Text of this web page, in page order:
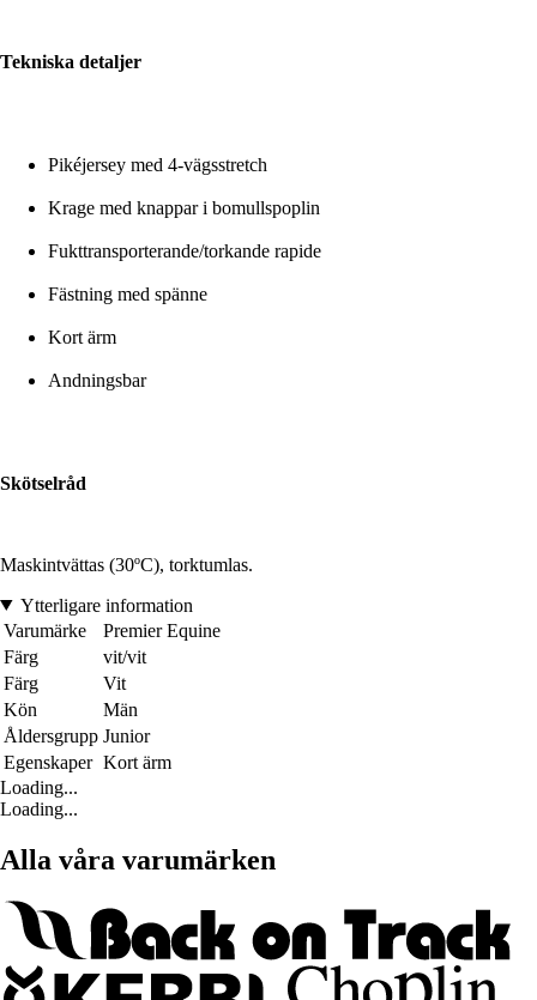
Tekniska detaljer
Pikéjersey med 4-vägsstretch
Krage med knappar i bomullspoplin
Fukttransporterande/torkande rapide
Fästning med spänne
Kort ärm
Andningsbar
Skötselråd
Maskintvättas (30ºC), torktumlas.
Ytterligare information
Varumärke
Premier Equine
Färg
vit/vit
Färg
Vit
Kön
Män
Åldersgrupp Junior
Egenskaper Kort ärm
Loading...
Loading...
Alla våra varumärken